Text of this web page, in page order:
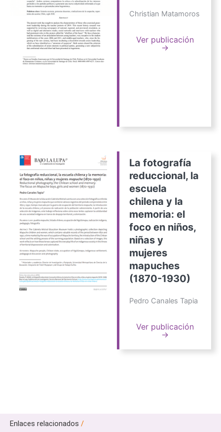
Christian Matamoros
Ver publicación
→
La fotografía
reduccional, la
escuela
chilena y la
memoria: el
foco en niños,
niñas y
mujeres
mapuches
(1870-1930)
Pedro Canales Tapia
Ver publicación
→
Enlaces relacionados /